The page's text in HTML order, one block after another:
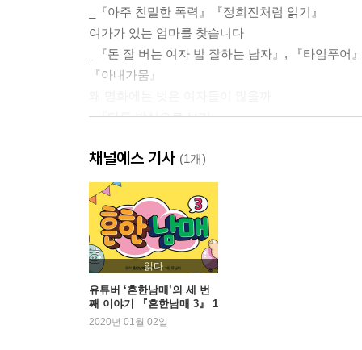
_『아주 친밀한 폭력』『정희진처럼 읽기』
여가가 있는 엄마를 찾습니다
_『돈 잘 버는 여자 밥 잘하는 남자』, 『타임푸어
『아내가뭄』
_『다른 방식으로 보기』
_『7가지 여성 콤플렉스』
‘착한 남자’는 어떻게 만들어지는가
_『맨박스』
나쁜 권력의 연대
_『우리의 의지에 반하여』
여성 혐오 3종 세트
_『여성 혐오를 혐오한다』
2장. 페미니즘 고전을 다시 읽다
채널예스 기사 (1개)
읽다
유튜버 ‘흔한남매’의 세 번
째 이야기 『흔한남매 3』 1
위 등극
2020년 01월 02일